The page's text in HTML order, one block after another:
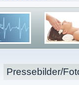
Pressebilder/